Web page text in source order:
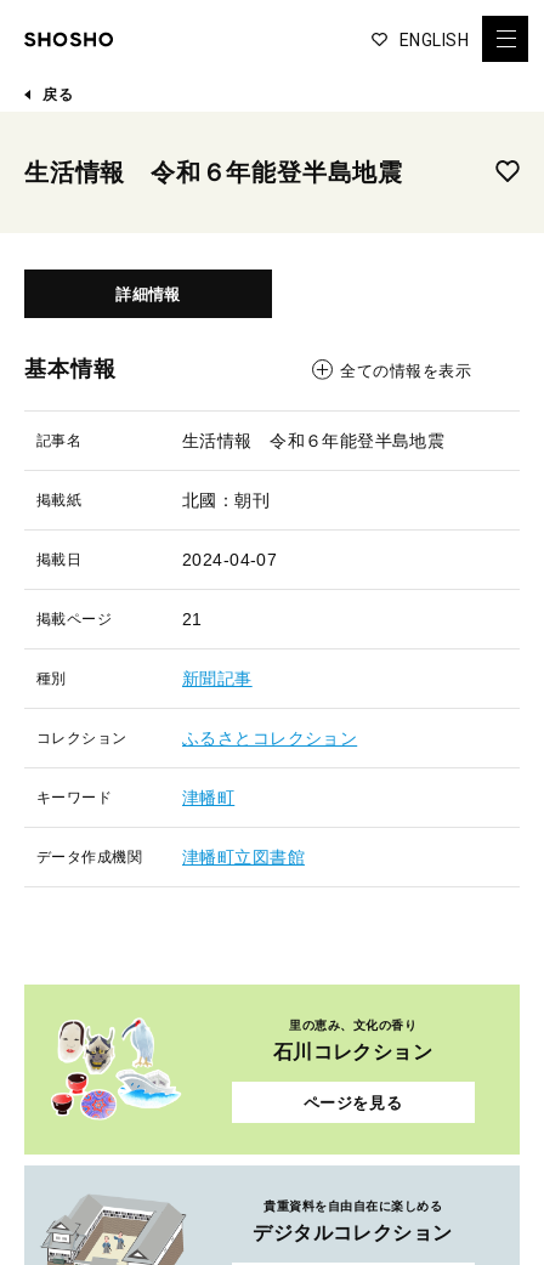
ENGLISH
戻る
生活情報 令和６年能登半島地震
詳細情報
基本情報 全ての情報を表示
記事名 生活情報 令和６年能登半島地震
掲載紙 北國：朝刊
掲載日 2024-04-07
掲載ページ 21
種別 新聞記事
コレクション ふるさとコレクション
キーワード 津幡町
データ作成機関 津幡町立図書館
里の恵み、文化の香り
石川コレクション
ページを見る
貴重資料を自由自在に楽しめる
デジタルコレクション